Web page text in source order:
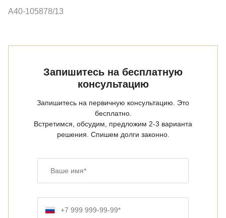
А40-105878/13
Запишитесь на бесплатную
консультацию
Запишитесь на первичную консультацию. Это
бесплатно.
Встретимся, обсудим, предложим 2-3 варианта
решения. Спишем долги законно.